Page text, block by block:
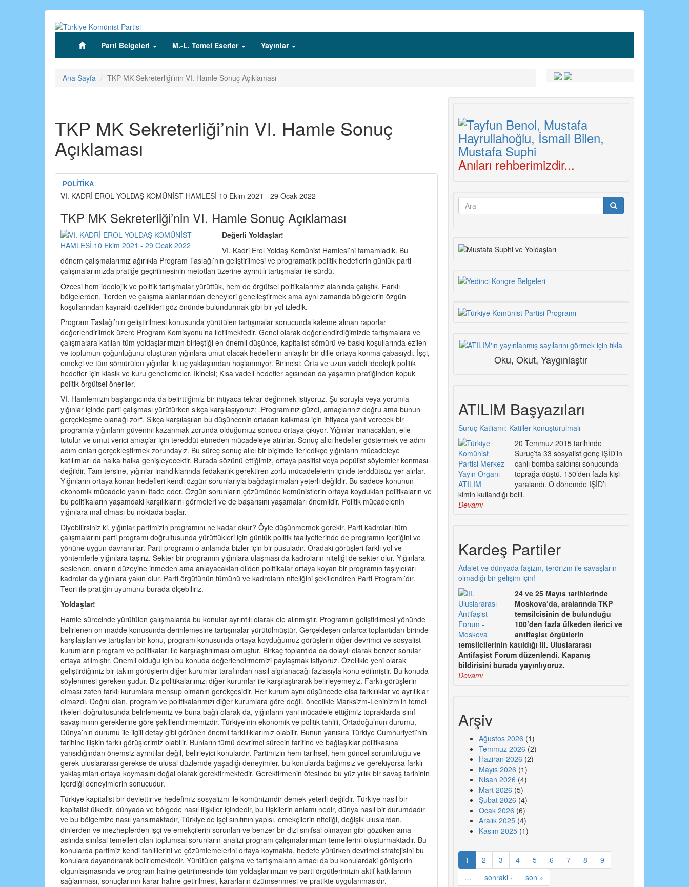
(current)Parti Belgeleri M.-L. Temel Eserler Yayınlar
Ana Sayfa TKP MK Sekreterliği’nin VI. Hamle Sonuç Açıklaması
TKP MK Sekreterliği’nin VI. Hamle Sonuç
Açıklaması
POLİTİKA
VI. KADRİ EROL YOLDAŞ KOMÜNİST HAMLESİ 10 Ekim 2021 - 29 Ocak 2022
TKP MK Sekreterliği’nin VI. Hamle Sonuç Açıklaması
Değerli Yoldaşlar!
VI. Kadri Erol Yoldaş Komünist Hamlesi’ni tamamladık. Bu
dönem çalışmalarımız ağırlıkla Program Taslağı’nın geliştirilmesi ve programatik politik hedeflerin günlük parti
çalışmalarımızda pratiğe geçirilmesinin metotları üzerine ayrıntılı tartışmalar ile sürdü.
Özcesi hem ideolojik ve politik tartışmalar yürüttük, hem de örgütsel politikalarımız alanında çalıştık. Farklı
bölgelerden, illerden ve çalışma alanlarından deneyleri genelleştirmek ama aynı zamanda bölgelerin özgün
koşullarından kaynaklı özellikleri göz önünde bulundurmak gibi bir yol izledik.
Program Taslağı’nın geliştirilmesi konusunda yürütülen tartışmalar sonucunda kaleme alınan raporlar
değerlendirilmek üzere Program Komisyonu’na iletilmektedir. Genel olarak değerlendirdiğimizde tartışmalara ve
çalışmalara katılan tüm yoldaşlarımızın birleştiği en önemli düşünce, kapitalist sömürü ve baskı koşullarında ezilen
ve toplumun çoğunluğunu oluşturan yığınlara umut olacak hedeflerin anlaşılır bir dille ortaya konma çabasıydı. İşçi,
emekçi ve tüm sömürülen yığınlar iki uç yaklaşımdan hoşlanmıyor. Birincisi; Orta ve uzun vadeli ideolojik politik
hedefler için klasik ve kuru genellemeler. İkincisi; Kısa vadeli hedefler açısından da yaşamın pratiğinden kopuk
politik örgütsel öneriler.
VI. Hamlemizin başlangıcında da belirttiğimiz bir ihtiyaca tekrar değinmek istiyoruz. Şu soruyla veya yorumla
yığınlar içinde parti çalışması yürütürken sıkça karşılaşıyoruz: „Programınız güzel, amaçlarınız doğru ama bunun
gerçekleşme olanağı zor“. Sıkça karşılaşılan bu düşüncenin ortadan kalkması için ihtiyaca yanıt verecek bir
programla yığınların güvenini kazanmak zorunda olduğumuz sonucu ortaya çıkıyor. Yığınlar inanacakları, elle
tutulur ve umut verici amaçlar için tereddüt etmeden mücadeleye atılırlar. Sonuç alıcı hedefler göstermek ve adım
adım onları gerçekleştirmek zorundayız. Bu süreç sonuç alıcı bir biçimde ilerledikçe yığınların mücadeleye
katılımları da halka halka genişleyecektir. Burada sözünü ettiğimiz, ortaya pasifist veya popülist söylemler konması
değildir. Tam tersine, yığınlar inandıklarında fedakarlık gerektiren zorlu mücadelelerin içinde terddütsüz yer alırlar.
Yığınların ortaya konan hedefleri kendi özgün sorunlarıyla bağdaştırmaları yeterli değildir. Bu sadece konunun
ekonomik mücadele yanını ifade eder. Özgün sorunların çözümünde komünistlerin ortaya koydukları politikaların ve
bu politikaların yaşamdaki karşılıklarını görmeleri ve de başarısını yaşamaları önemlidir. Politik mücadelenin
yığınlara mal olması bu noktada başlar.
Diyebilirsiniz ki, yığınlar partimizin programını ne kadar okur? Öyle düşünmemek gerekir. Parti kadroları tüm
çalışmalarını parti programı doğrultusunda yürüttükleri için günlük politik faaliyetlerinde de programın içeriğini ve
yönüne uygun davranırlar. Parti programı o anlamda bizler için bir pusuladır. Oradaki görüşleri farklı yol ve
yöntemlerle yığınlara taşırız. Sekter bir programın yığınlara ulaşması da kadroların niteliği de sekter olur. Yığınlara
seslenen, onların düzeyine inmeden ama anlayacakları dilden politikalar ortaya koyan bir programın taşıyıcıları
kadrolar da yığınlara yakın olur. Parti örgütünün tümünü ve kadroların niteliğini şekillendiren Parti Programı’dır.
Teori ile pratiğin uyumunu burada ölçebiliriz.
Yoldaşlar!
Hamle sürecinde yürütülen çalışmalarda bu konular ayrıntılı olarak ele alınmıştır. Programın geliştirilmesi yönünde
belirlenen on madde konusunda derinlemesine tartışmalar yürütülmüştür. Gerçekleşen onlarca toplantıdan birinde
karşılaşılan ve tartışılan bir konu, program konusunda ortaya koyduğumuz görüşlerin diğer devrimci ve sosyalist
kurumların program ve politikaları ile karşılaştırılması olmuştur. Birkaç toplantıda da dolaylı olarak benzer sorular
ortaya atılmıştır. Önemli olduğu için bu konuda değerlendirmemizi paylaşmak istiyoruz. Özellikle yeni olarak
geliştirdiğimiz bir takım görüşlerin diğer kurumlar tarafından nasıl algılanacağı fazlasıyla konu edilmiştir. Bu konuda
söylenmesi gereken şudur. Biz politikalarımızı diğer kurumlar ile karşılaştırarak belirleyemeyiz. Farklı görüşlerin
olması zaten farklı kurumlara mensup olmanın gerekçesidir. Her kurum aynı düşüncede olsa farklılıklar ve ayrılıklar
olmazdı. Doğru olan, program ve politikalarımızı diğer kurumlara göre değil, öncelikle Marksizm-Leninizm’in temel
ilkeleri doğrultusunda belirlememiz ve buna bağlı olarak da, yığınların yani mücadele ettiğimiz topraklarda sınıf
savaşımının gereklerine göre şekillendirmemizdir. Türkiye’nin ekonomik ve politik tahlili, Ortadoğu’nun durumu,
Dünya’nın durumu ile ilgili detay gibi görünen önemli farklılıklarımız olabilir. Bunun yanısıra Türkiye Cumhuriyeti’nin
tarihine ilişkin farklı görüşlerimiz olabilir. Bunların tümü devrimci sürecin tarifine ve bağlaşıklar politikasına
yansıdığından önemsiz ayrıntılar değil, belirleyici konulardır. Partimizin hem tarihsel, hem güncel sorumluluğu ve
gerek uluslararası gerekse de ulusal düzlemde yaşadığı deneyimler, bu konularda bağımsız ve gerekiyorsa farklı
yaklaşımları ortaya koymasını doğal olarak gerektirmektedir. Gerektirmenin ötesinde bu yüz yıllık bir savaş tarihinin
içerdiği deneyimlerin sonucudur.
Türkiye kapitalist bir devlettir ve hedefimiz sosyalizm ile komünizmdir demek yeterli değildir. Türkiye nasıl bir
kapitalist ülkedir, dünyada ve bölgede nasıl ilişkiler içindedir, bu ilişkilerin anlamı nedir, dünya nasıl bir durumdadır
ve bu bölgemize nasıl yansımaktadır, Türkiye’de işçi sınıfının yapısı, emekçilerin niteliği, değişik uluslardan,
dinlerden ve mezheplerden işçi ve emekçilerin sorunları ve benzer bir dizi sınıfsal olmayan gibi gözüken ama
aslında sınıfsal temelleri olan toplumsal sorunların analizi program çalışmalarımızın temellerini oluşturmaktadır. Bu
konularda partimiz kendi tahlillerini ve çözümlemelerini ortaya koymakta, hedefe yürürken devrimci stratejisini bu
konulara dayandırarak belirlemektedir. Yürütülen çalışma ve tartışmaların amacı da bu konulardaki görüşlerin
olgunlaşmasında ve program haline getirilmesinde tüm yoldaşlarımızın ve parti örgütlerimizin aktif katkılarının
sağlanması, sonuçlarının karar haline getirilmesi, kararların özümsenmesi ve pratikte uygulanmasıdır.
Anıları rehberimizdir...
Arama
Oku, Okut, Yaygınlaştır
ATILIM Başyazıları
Suruç Katliamı: Katiller konuşturulmalı
20 Temmuz 2015 tarihinde
Suruç’ta 33 sosyalist genç IŞİD’in
canlı bomba saldırısı sonucunda
toprağa düştü. 150’den fazla kişi
yaralandı. O dönemde IŞİD’i
kimin kullandığı belli.
Devamı
Kardeş Partiler
Adalet ve dünyada faşizm, terörizm ile savaşların
olmadığı bir gelişim için!
24 ve 25 Mayıs tarihlerinde
Moskova’da, aralarında TKP
temsilcisinin de bulunduğu
100’den fazla ülkeden ilerici ve
antifaşist örgütlerin
temsilcilerinin katıldığı III. Uluslararası
Antifaşist Forum düzenlendi. Kapanış
bildirisini burada yayınlıyoruz.
Devamı
Arşiv
Ağustos 2026 (1)
Temmuz 2026 (2)
Haziran 2026 (2)
Mayıs 2026 (1)
Nisan 2026 (4)
Mart 2026 (5)
Şubat 2026 (4)
Ocak 2026 (6)
Aralık 2025(4)
Kasım 2025(1)
1 2 3 4 5 6 7 8
9
…
sonraki › son »